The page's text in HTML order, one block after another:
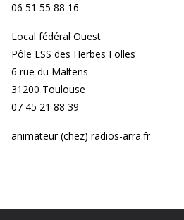
06 51 55 88 16
Local fédéral Ouest
Pôle ESS des Herbes Folles
6 rue du Maltens
31200 Toulouse
07 45 21 88 39
animateur (chez) radios-arra.fr